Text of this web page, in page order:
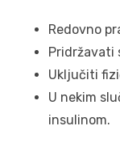
Redovno
Pridržavati
Uključiti
U nekim
insulinom.